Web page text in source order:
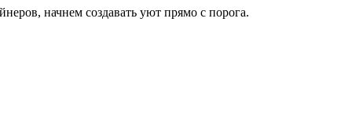
начнем создавать уют прямо с порога.